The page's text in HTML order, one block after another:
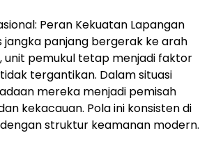
Peran Kekuatan Lapangan
jangka panjang bergerak ke arah
unit pemukul tetap menjadi faktor
tergantikan. Dalam situasi
mereka menjadi pemisah
kekacauan. Pola ini konsisten di
struktur keamanan modern.